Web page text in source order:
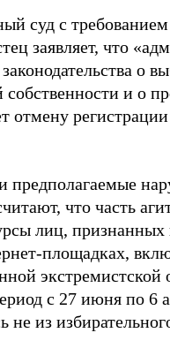
суд с
заявляет, что
о
собственности и о
отмену
предполагаемые
что часть
лиц,
площадках,
экстремистской
с 27 июня по 6
не из